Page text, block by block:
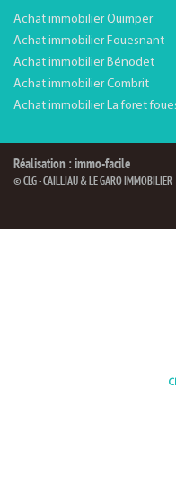
Achat immobilier Quimper
Achat immobilier Fouesnant
Achat immobilier Bénodet
Achat immobilier Combrit
Achat immobilier La foret
Réalisation : immo-facile
© CLG - CAILLIAU & LE GARO IMMOBILIER
CLG -